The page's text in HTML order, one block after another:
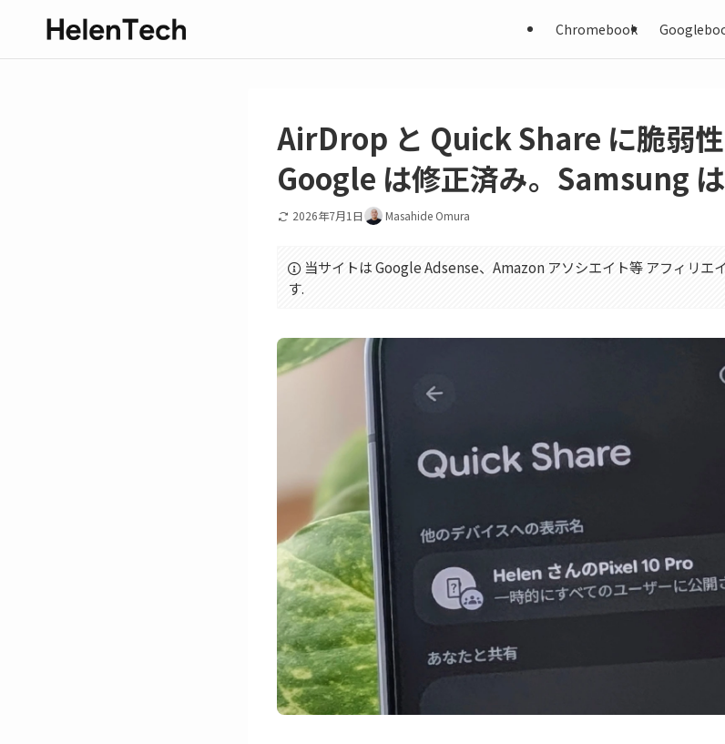
Chromebook
AirDrop と Quick Share に脆弱
Google は修正済み。Samsung
2026年7月1日 Masahide Omura
当サイトは Google Adsense、Amazon アソシエイト等 アフィリエ
す.